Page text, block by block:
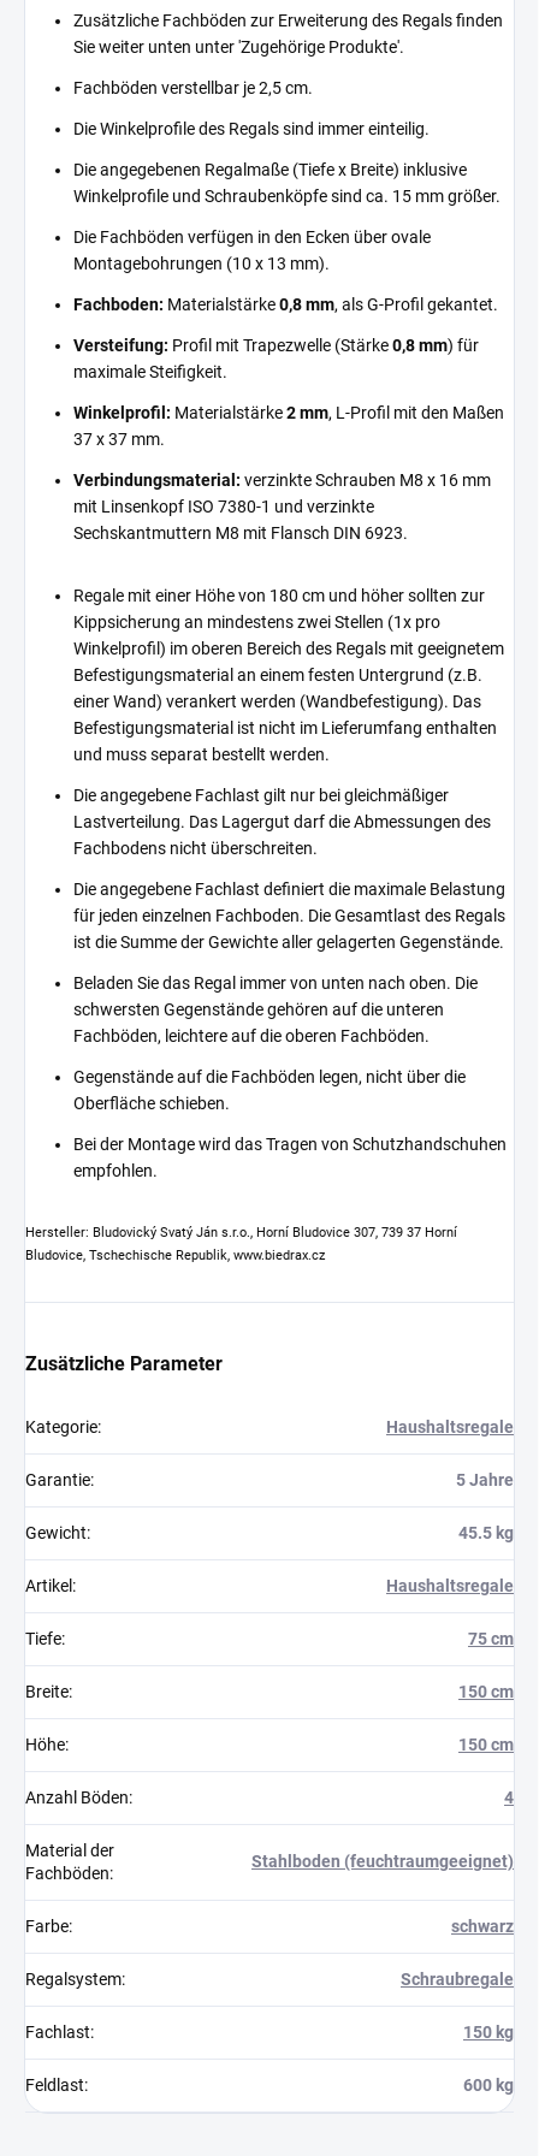
Zusätzliche Fachböden zur Erweiterung des Regals finden
Sie weiter unten unter 'Zugehörige Produkte'.
Fachböden verstellbar je 2,5 cm.
Die Winkelprofile des Regals sind immer einteilig.
Die angegebenen Regalmaße (Tiefe x Breite) inklusive
Winkelprofile und Schraubenköpfe sind ca. 15 mm größer.
Die Fachböden verfügen in den Ecken über ovale
Montagebohrungen (10 x 13 mm).
Fachboden: Materialstärke0,8 mm, als G-Profil gekantet.
Versteifung: Profil mit Trapezwelle (Stärke0,8 mm) für
maximale Steifigkeit.
Winkelprofil: Materialstärke2 mm, L-Profil mit den Maßen
37 x 37 mm.
Verbindungsmaterial: verzinkte Schrauben M8 x 16 mm
mit Linsenkopf ISO 7380-1 und verzinkte
Sechskantmuttern M8 mit Flansch DIN 6923.
Regale mit einer Höhe von 180 cm und höher sollten zur
Kippsicherung an mindestens zwei Stellen (1x pro
Winkelprofil) im oberen Bereich des Regals mit geeignetem
Befestigungsmaterial an einem festen Untergrund (z.B.
einer Wand) verankert werden (Wandbefestigung). Das
Befestigungsmaterial ist nicht im Lieferumfang enthalten
und muss separat bestellt werden.
Die angegebene Fachlast gilt nur bei gleichmäßiger
Lastverteilung. Das Lagergut darf die Abmessungen des
Fachbodens nicht überschreiten.
Die angegebene Fachlast definiert die maximale Belastung
für jeden einzelnen Fachboden. Die Gesamtlast des Regals
ist die Summe der Gewichte aller gelagerten Gegenstände.
Beladen Sie das Regal immer von unten nach oben. Die
schwersten Gegenstände gehören auf die unteren
Fachböden, leichtere auf die oberen Fachböden.
Gegenstände auf die Fachböden legen, nicht über die
Oberfläche schieben.
Bei der Montage wird das Tragen von Schutzhandschuhen
empfohlen.
Hersteller: Bludovický Svatý Ján s.r.o., Horní Bludovice 307, 739 37 Horní
Bludovice, Tschechische Republik, www.biedrax.cz
Zusätzliche Parameter
Kategorie: Haushaltsregale
Garantie: 5 Jahre
Gewicht: 45.5 kg
Artikel : Haushaltsregale
Tiefe: 75 cm
Breite: 150 cm
Höhe: 150 cm
Anzahl Böden: 4
Material der
Fachböden:
Stahlboden (feuchtraumgeeignet)
Farbe: schwarz
Regalsystem: Schraubregale
Fachlast: 150 kg
Feldlast: 600 kg